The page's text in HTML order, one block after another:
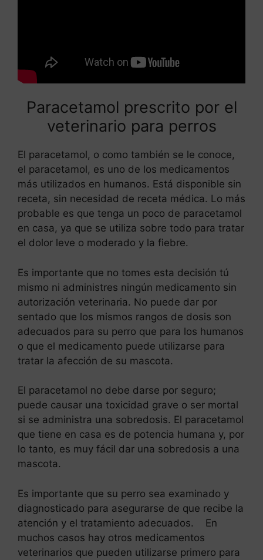
Paracetamol prescrito por el
veterinario para perros
El paracetamol, o como también se le conoce,
el paracetamol, es uno de los medicamentos
más utilizados en humanos. Está disponible sin
receta, sin necesidad de receta médica. Lo más
probable es que tenga un poco de paracetamol
en casa, ya que se utiliza sobre todo para tratar
el dolor leve o moderado y la fiebre.
Es importante que no tomes esta decisión tú
mismo ni administres ningún medicamento sin
autorización veterinaria. No puede dar por
sentado que los mismos rangos de dosis son
adecuados para su perro que para los humanos
o que el medicamento puede utilizarse para
tratar la afección de su mascota.
El paracetamol no debe darse por seguro;
puede causar una toxicidad grave o ser mortal
si se administra una sobredosis. El paracetamol
que tiene en casa es de potencia humana y, por
lo tanto, es muy fácil dar una sobredosis a una
mascota.
Es importante que su perro sea examinado y
diagnosticado para asegurarse de que recibe la
atención y el tratamiento adecuados. En
muchos casos hay otros medicamentos
veterinarios que pueden utilizarse primero para